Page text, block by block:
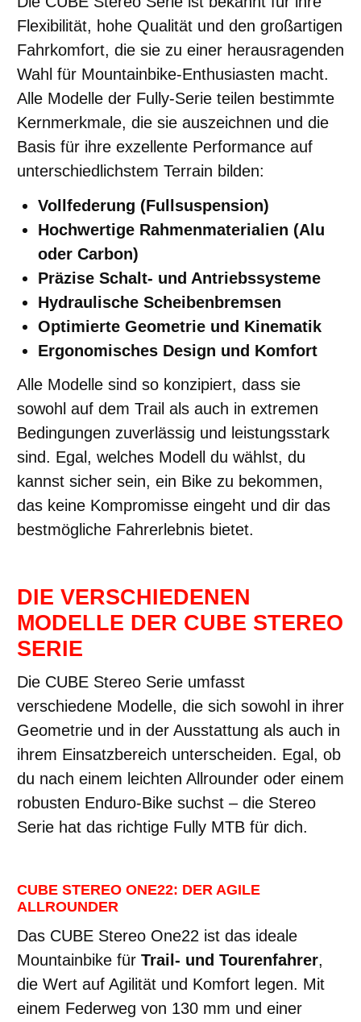
Flexibilität, hohe Qualität und den großartigen
Fahrkomfort, die sie zu einer herausragenden
Wahl für Mountainbike-Enthusiasten macht.
Alle Modelle der Fully-Serie teilen bestimmte
Kernmerkmale, die sie auszeichnen und die
Basis für ihre exzellente Performance auf
unterschiedlichstem Terrain bilden:
Vollfederung (Fullsuspension)
Hochwertige Rahmenmaterialien (Alu
oder Carbon)
Präzise Schalt- und Antriebssysteme
Hydraulische Scheibenbremsen
Optimierte Geometrie und Kinematik
Ergonomisches Design und Komfort
Alle Modelle sind so konzipiert, dass sie
sowohl auf dem Trail als auch in extremen
Bedingungen zuverlässig und leistungsstark
sind. Egal, welches Modell du wählst, du
kannst sicher sein, ein Bike zu bekommen,
das keine Kompromisse eingeht und dir das
bestmögliche Fahrerlebnis bietet.
DIE VERSCHIEDENEN
MODELLE DER CUBE STEREO
SERIE
Die CUBE Stereo Serie umfasst
verschiedene Modelle, die sich sowohl in ihrer
Geometrie und in der Ausstattung als auch in
ihrem Einsatzbereich unterscheiden. Egal, ob
du nach einem leichten Allrounder oder einem
robusten Enduro-Bike suchst – die Stereo
Serie hat das richtige Fully MTB für dich.
CUBE STEREO ONE22: DER AGILE
ALLROUNDER
Das CUBE Stereo One22 ist das ideale
Mountainbike für Trail- und Tourenfahrer,
die Wert auf Agilität und Komfort legen. Mit
einem Federweg von 130 mm und einer